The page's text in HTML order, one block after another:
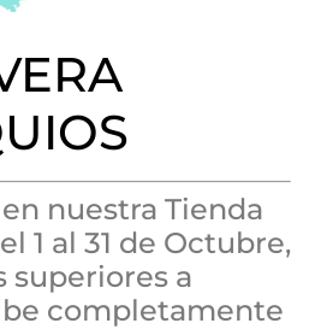
nuestra Tienda
1 al 31 de Octubre,
superiores a
completamente